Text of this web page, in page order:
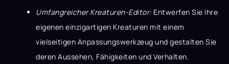
Umfangreicher Kreaturen-Editor:Entwerfen Sie Ihre
eigenen einzigartigen Kreaturen mit einem
vielseitigen Anpassungswerkzeug und gestalten Sie
deren Aussehen, Fähigkeiten und Verhalten.